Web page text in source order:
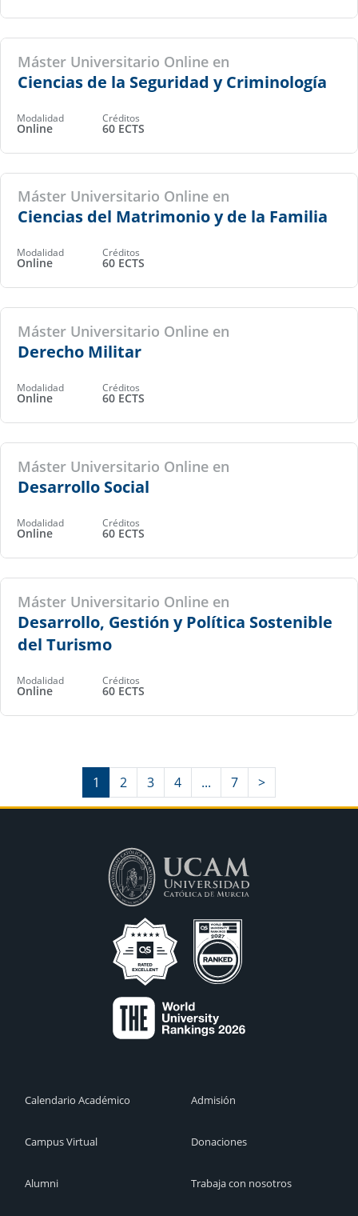
Máster Universitario Online en
Ciencias de la Seguridad y Criminología
Modalidad
Online
Créditos
60 ECTS
Máster Universitario Online en
Ciencias del Matrimonio y de la Familia
Modalidad
Online
Créditos
60 ECTS
Máster Universitario Online en
Derecho Militar
Modalidad
Online
Créditos
60 ECTS
Máster Universitario Online en
Desarrollo Social
Modalidad
Online
Créditos
60 ECTS
Máster Universitario Online en
Desarrollo, Gestión y Política Sostenible
del Turismo
Modalidad
Online
Créditos
60 ECTS
1 2 3 4 ... 7 >
Calendario Académico
Campus Virtual
Alumni
Admisión
Donaciones
Trabaja con nosotros